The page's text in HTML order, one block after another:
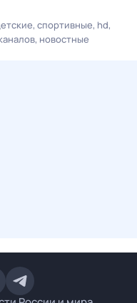
спортивные hd
новостные